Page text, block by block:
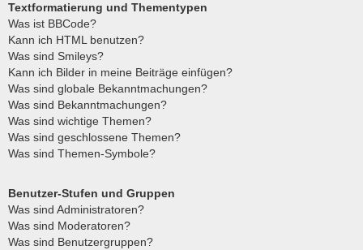
Textformatierung und Thementypen
Was ist BBCode?
Kann ich HTML benutzen?
Was sind Smileys?
Kann ich Bilder in meine Beiträge einfügen?
Was sind globale Bekanntmachungen?
Was sind Bekanntmachungen?
Was sind wichtige Themen?
Was sind geschlossene Themen?
Was sind Themen-Symbole?
Benutzer-Stufen und Gruppen
Was sind Administratoren?
Was sind Moderatoren?
Was sind Benutzergruppen?